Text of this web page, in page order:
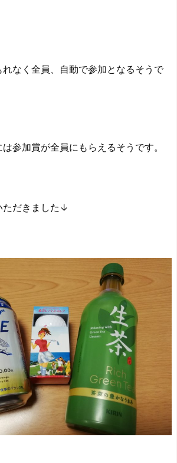
なく全員、自動で参加となるそうで
参加賞が全員にもらえるそうです。
ただきました↓